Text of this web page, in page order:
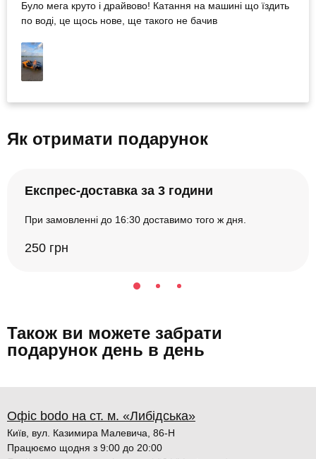
Було мега круто і драйвово! Катання на машині що їздить
по воді, це щось нове, ще такого не бачив
Як отримати подарунок
Експрес-доставка за 3 години
При замовленні до 16:30 доставимо того ж дня.
250 грн
Також ви можете забрати
подарунок день в день
Офіс bodo на ст. м. «Либідська»
Київ, вул. Казимира Малевича, 86-Н
Працюємо щодня з 9:00 до 20:00